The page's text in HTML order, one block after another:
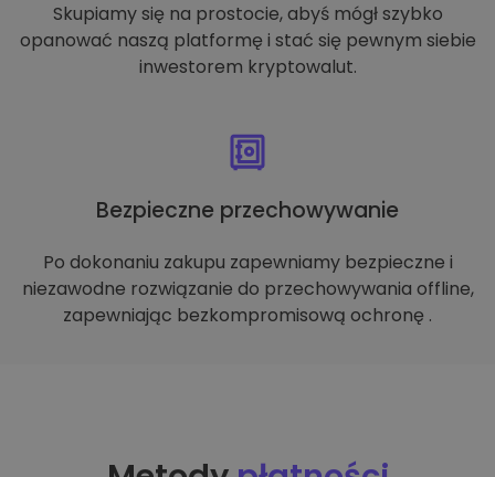
Skupiamy się na prostocie, abyś mógł szybko
opanować naszą platformę i stać się pewnym siebie
inwestorem kryptowalut.
Bezpieczne przechowywanie
Po dokonaniu zakupu zapewniamy bezpieczne i
niezawodne rozwiązanie do przechowywania offline,
zapewniając bezkompromisową ochronę .